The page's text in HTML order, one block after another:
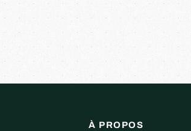
À PROPOS